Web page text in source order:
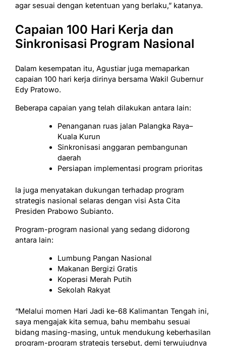
agar sesuai dengan ketentuan yang berlaku,” katanya.
Capaian 100 Hari Kerja dan
Sinkronisasi Program Nasional
Dalam kesempatan itu, Agustiar juga memaparkan
capaian 100 hari kerja dirinya bersama Wakil Gubernur
Edy Pratowo.
Beberapa capaian yang telah dilakukan antara lain:
Penanganan ruas jalan Palangka Raya–
Kuala Kurun
Sinkronisasi anggaran pembangunan
daerah
Persiapan implementasi program prioritas
Ia juga menyatakan dukungan terhadap program
strategis nasional selaras dengan visi Asta Cita
Presiden Prabowo Subianto.
Program-program nasional yang sedang didorong
antara lain:
Lumbung Pangan Nasional
Makanan Bergizi Gratis
Koperasi Merah Putih
Sekolah Rakyat
“Melalui momen Hari Jadi ke-68 Kalimantan Tengah ini,
saya mengajak kita semua, bahu membahu sesuai
bidang masing-masing, untuk mendukung keberhasilan
program-program strategis tersebut, demi terwujudnya